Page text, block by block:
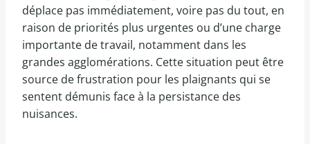
déplace pas immédiatement, voire pas du tout, en
raison de priorités plus urgentes ou d’une charge
importante de travail, notamment dans les
grandes agglomérations. Cette situation peut être
source de frustration pour les plaignants qui se
sentent démunis face à la persistance des
nuisances.